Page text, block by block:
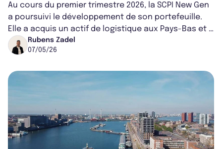
Au cours du premier trimestre 2026, la SCPI New Gen
a poursuivi le développement de son portefeuille.
Elle a acquis un actif de logistique aux Pays-Bas et a
notamment réalisé la pr...
Rubens Zadel
07/05/26